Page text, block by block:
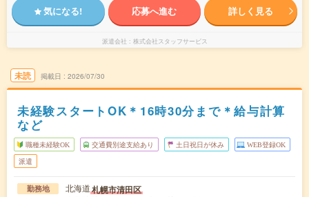
気になる! 応募へ進む 詳しく見る
派遣会社 株式会社スタッフサービス
未読 掲載日 2026/07/30
未経験スタートOK＊16時30分まで＊給与計算
など
職種未経験OK 交通費別途支給あり 土日祝日が休み WEB登録OK
派遣
勤務地 北海道札幌市清田区